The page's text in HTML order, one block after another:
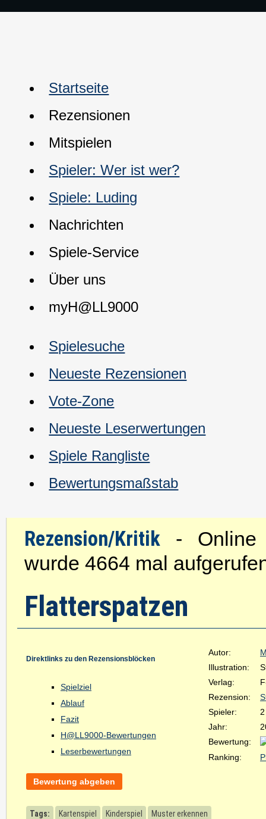
Startseite
Rezensionen
Mitspielen
Spieler: Wer ist wer?
Spiele: Luding
Nachrichten
Spiele-Service
Über uns
myH@LL9000
Spielesuche
Neueste Rezensionen
Vote-Zone
Neueste Leserwertungen
Spiele Rangliste
Bewertungsmaßstab
Rezension/Kritik - Online
wurde 4664 mal
Flatterspatzen
Direktlinks zu den Rezensionsblöcken
Spielziel
Ablauf
Fazit
H@LL9000-Bewertungen
Leserbewertungen
Bewertung abgeben
Autor:
Illustration:
Verlag:
Rezension:
Spieler:
Jahr:
Bewertung:
Ranking:
Tags: Kartenspiel Kinderspiel Muster erkennen